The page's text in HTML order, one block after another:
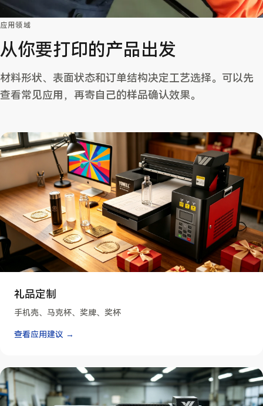
应用领域
从你要打印的产品出发
材料形状、表面状态和订单结构决定工艺选择。可以先
查看常见应用，再寄自己的样品确认效果。
礼品定制
手机壳、马克杯、奖牌、奖杯
查看应用建议 →